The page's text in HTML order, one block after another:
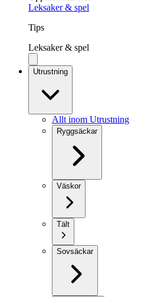
Leksaker & spel
Tips
Leksaker & spel
Utrustning
Allt inom Utrustning
Ryggsäckar
Väskor
Tält
Sovsäckar